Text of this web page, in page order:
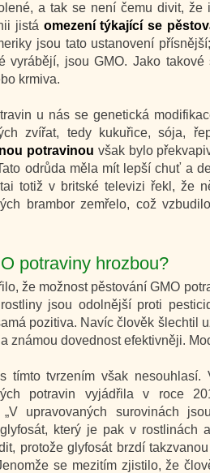
a tak se není čemu divit,
jistá omezení týkající se
jsou tato ustanovení
vyrábějí, jsou GMO. Jako
krmiva.
u nás se genetická
zvířat, tedy kukuřice, sója,
potravinou však bylo
odrůda měla mít lepší chuť a
totiž v britské televizi řekl, že
brambor zemřelo, což
potraviny hrozbou?
že možnost pěstování GMO
jsou odolnější proti
pozitiva. Navíc člověk šlechtil
známou dovednost efektivněji.
tímto tvrzením však
potravin vyjádřila v roce
„V upravovaných surovinách
který je pak v rostlinách
protože glyfosát brzdí
se mezitím zjistilo, že